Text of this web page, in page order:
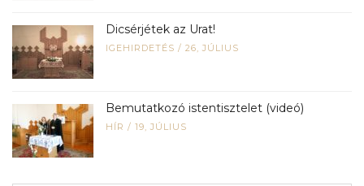
Dicsérjétek az Urat!
IGEHIRDETÉS / 26, JÚLIUS
Bemutatkozó istentisztelet (videó)
HÍR / 19, JÚLIUS